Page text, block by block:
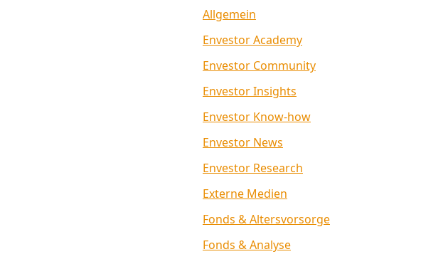
Allgemein
Envestor Academy
Envestor Community
Envestor Insights
Envestor Know-how
Envestor News
Envestor Research
Externe Medien
Fonds & Altersvorsorge
Fonds & Analyse